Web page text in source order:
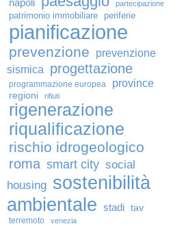
napoli partecipazione
patrimonio immobiliare periferie
pianificazione
prevenzione
prevenzione
sismica
progettazione
programmazione europea province
regioni rifiuti
rigenerazione
riqualificazione
rischio idrogeologico
roma smart city social
housing sostenibilità
ambientale stadi tav
terremoto venezia